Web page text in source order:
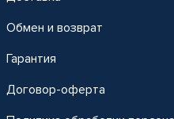
Обмен и возврат
Гарантия
Договор-оферта